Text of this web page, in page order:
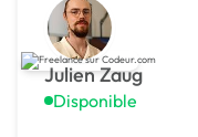
Julien Zaug
Disponible